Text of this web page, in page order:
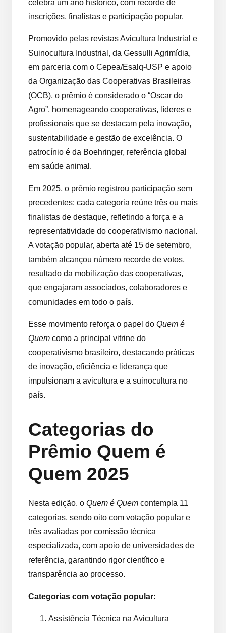
celebra um ano histórico, com recorde de
inscrições, finalistas e participação popular.
Promovido pelas revistas Avicultura Industrial e
Suinocultura Industrial, da Gessulli Agrimídia,
em parceria com o Cepea/Esalq-USP e apoio
da Organização das Cooperativas Brasileiras
(OCB), o prêmio é considerado o “Oscar do
Agro”, homenageando cooperativas, líderes e
profissionais que se destacam pela inovação,
sustentabilidade e gestão de excelência. O
patrocínio é da Boehringer, referência global
em saúde animal.
Em 2025, o prêmio registrou participação sem
precedentes: cada categoria reúne três ou mais
finalistas de destaque, refletindo a força e a
representatividade do cooperativismo nacional.
A votação popular, aberta até 15 de setembro,
também alcançou número recorde de votos,
resultado da mobilização das cooperativas,
que engajaram associados, colaboradores e
comunidades em todo o país.
Esse movimento reforça o papel do Quem é
Quem como a principal vitrine do
cooperativismo brasileiro, destacando práticas
de inovação, eficiência e liderança que
impulsionam a avicultura e a suinocultura no
país.
Categorias do
Prêmio Quem é
Quem 2025
Nesta edição, o Quem é Quem contempla 11
categorias, sendo oito com votação popular e
três avaliadas por comissão técnica
especializada, com apoio de universidades de
referência, garantindo rigor científico e
transparência ao processo.
Categorias com votação popular:
Assistência Técnica na Avicultura